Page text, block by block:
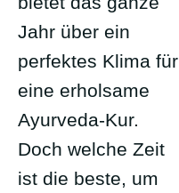
Jahr über ein
perfektes Klima für
eine erholsame
Ayurveda-Kur.
Doch welche Zeit
ist die beste, um